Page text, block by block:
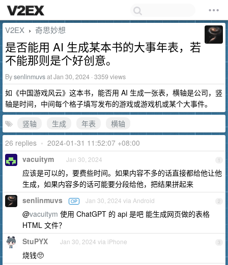
V2EX › 奇思妙想
是否能用 AI 生成某本书的大事年表，若
不能那则是个好创意。
Bysenlinmuvsat Jan 30, 2024 · 3359 views
如《中国游戏风云》这本书，能否用 AI 生成一张表，横轴是公司，竖
轴是时间，中间每个格子填写发布的游戏或游戏机或某个大事件。
竖轴
生成 年表
横轴
26 replies • 2024-01-31 11:52:07 +08:00
1
vacuitym Jan 30, 2024
应该是可以的，要费些时间。如果内容不多的话直接都给他让他
生成，如果内容多的话可能要分段给他，把结果拼起来
2
senlinmuvs OP Jan 30, 2024 via Android
@vacuitym 使用 ChatGPT 的 api 是吧 能生成网页做的表格
HTML 文件？
3
StuPYX Jan 30, 2024 via iPhone
烧钱🥺